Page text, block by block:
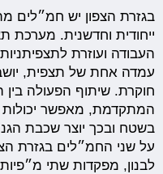
בגזרת הצפון יש חמ״לים
ייחודית וחדשנית.
העבודה ועוזרת
עמדה אחת של תצפית,
חוקרת. שיתוף הפעולה
המתקדמת, מאפשר יכולות
בשטח ובכך יוצר שכבת
על שני החמ״לים בגזרת
לבנון, מפקדות שתי